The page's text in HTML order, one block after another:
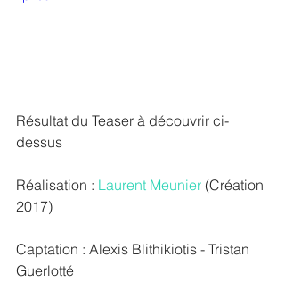
Résultat du Teaser à découvrir ci-
dessus
Réalisation : Laurent Meunier (Création
2017)
Captation : Alexis Blithikiotis - Tristan
Guerlotté